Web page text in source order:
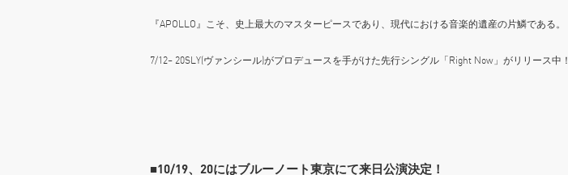
『APOLLO』こそ、史上最大のマスターピースであり、現代における音楽的遺産の片鱗である。
7/12~ 20SLY(ヴァンシール)がプロデュースを手がけた先行シングル「Right Now」がリリース中！
■10/19、20にはブルーノート東京にて来日公演決定！